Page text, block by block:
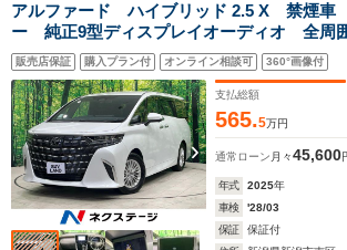
アルファード ハイブリッド 2.5 X 禁煙車
ー 純正9型ディスプレイオーディオ 全周
ジタルインナーミラー ブラインドスポッ
両側電動ドア コーナーセンサー スマート
ヘッド ETC2.0
販売店保証 購入プラン付 オンライン相談可 360°画像付
支払総額
565.5万円
通常ローン 月々45,600
年式 2025年
車検
'28/03
保証
保証付